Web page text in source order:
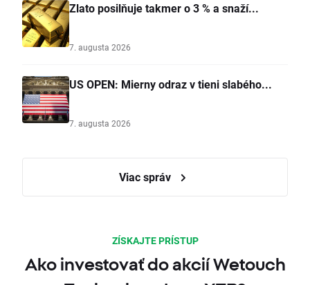
Zlato posilňuje takmer o 3 % a snaží...
7. augusta 2026
US OPEN: Mierny odraz v tieni slabého...
7. augusta 2026
Viac správ
ZÍSKAJTE PRÍSTUP
Ako investovať do akcií Wetouch